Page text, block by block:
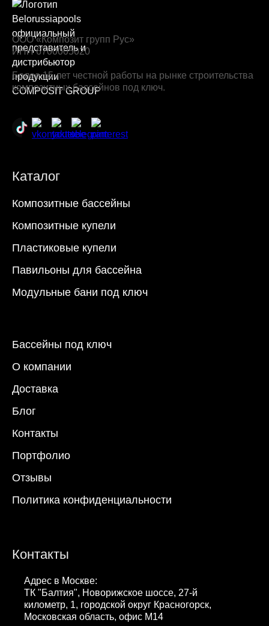
ООО «Композит групп Рус»
ИНН 6700005020
Более 15 лет честной работы на рынке строительства
композитных бассейнов под ключ.
Каталог
Композитные бассейны
Композитные купели
Пластиковые купели
Павильоны для бассейна
Модульные бани под ключ
Бассейны под ключ
О компании
Доставка
Блог
Контакты
Портфолио
Отзывы
Политика конфиденциальности
Контакты
Адрес в Москве:
ТК "Балтия", Новорижское шоссе, 27-й
километр, 1, городской округ Красногорск,
Московская область, офис М14